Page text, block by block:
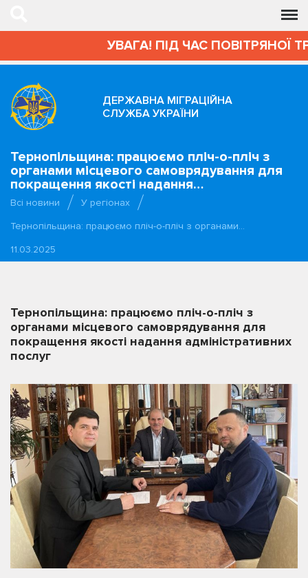
УВАГА! ПІД ЧАС ПОВІТРЯНОЇ
ДЕРЖАВНА МІГРАЦІЙНА
СЛУЖБА УКРАЇНИ
Тернопільщина: працюємо пліч-о-пліч з
органами місцевого самоврядування для
покращення якості надання…
Всі новини
У регіонах
Тернопільщина: працюємо пліч-о-пліч з органами…
11.03.2025
Тернопільщина: працюємо пліч-о-пліч з
органами місцевого самоврядування для
покращення якості надання адміністративних
послуг